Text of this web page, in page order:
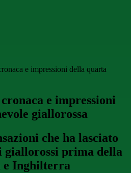
e impressioni della quarta
e impressioni
giallorossa
che ha lasciato
prima della
e Inghilterra